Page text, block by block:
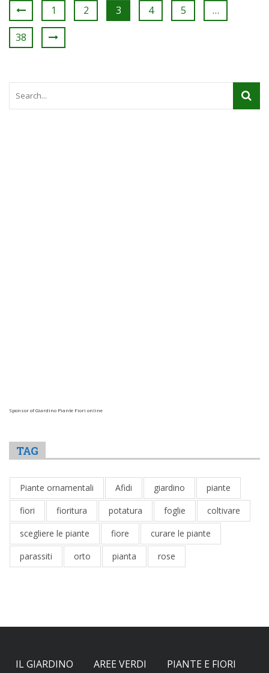
1 2 3 4 5 …
38
Sponsor of Giardino Piante Fiori online
TAG
Piante ornamentali Afidi giardino
piante
fiori
fioritura potatura foglie
coltivare
scegliere le piante
fiore
curare le piante
parassiti
orto pianta rose
IL GIARDINO AREE VERDI
PIANTE E FIORI